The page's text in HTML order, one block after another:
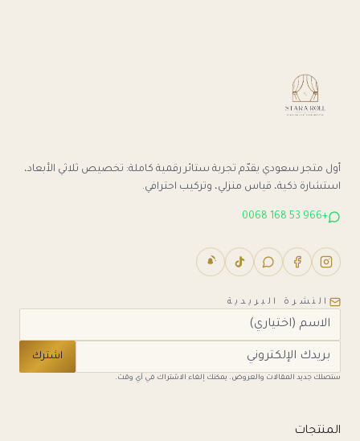
أول متجر سعودي يقدّم تجربة ستائر رقمية كاملة: تخصيص ثلاثي الأبعاد،
استشارة ذكية، قياس منزلي، وتركيب احترافي.
+966 53 168 0068
النشرة البريدية
اشترك
ستصلك جديد المقالات والعروض. يمكنك إلغاء الاشتراك في أي وقت.
المنتجات